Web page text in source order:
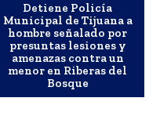
Detiene Policía
Municipal de Tijuana a
hombre señalado por
presuntas lesiones y
amenazas contra un
menor en Riberas del
Bosque